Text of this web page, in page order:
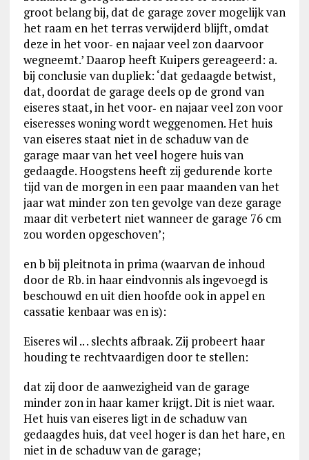
groot belang bij, dat de garage zover mogelijk van
het raam en het terras verwijderd blijft, omdat
deze in het voor‑ en najaar veel zon daarvoor
wegneemt.’ Daarop heeft Kuipers gereageerd: a.
bij conclusie van dupliek: ‘dat gedaagde betwist,
dat, doordat de garage deels op de grond van
eiseres staat, in het voor‑ en najaar veel zon voor
eiseresses woning wordt weggenomen. Het huis
van eiseres staat niet in de schaduw van de
garage maar van het veel hogere huis van
gedaagde. Hoogstens heeft zij gedurende korte
tijd van de morgen in een paar maanden van het
jaar wat minder zon ten gevolge van deze garage
maar dit verbetert niet wanneer de garage 76 cm
zou worden opgeschoven’;
en b bij pleitnota in prima (waarvan de inhoud
door de Rb. in haar eindvonnis als ingevoegd is
beschouwd en uit dien hoofde ook in appel en
cassatie kenbaar was en is):
Eiseres wil .. . slechts afbraak. Zij probeert haar
houding te rechtvaardigen door te stellen:
dat zij door de aanwezigheid van de garage
minder zon in haar kamer krijgt. Dit is niet waar.
Het huis van eiseres ligt in de schaduw van
gedaagdes huis, dat veel hoger is dan het hare, en
niet in de schaduw van de garage;